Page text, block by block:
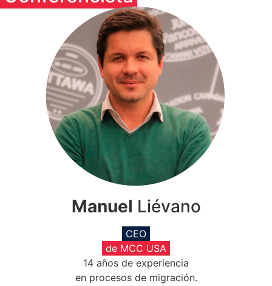
Manuel Liévano
CEO
de MCC USA
14 años de experiencia
en procesos de migración.